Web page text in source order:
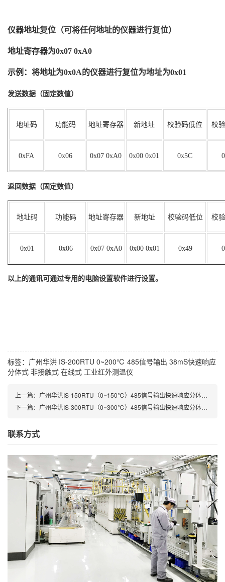
仪器地址复位（可将任何地址的仪器进行复位）
地址寄存器为0x07 0xA0
示例：将地址为0x0A的仪器进行复位为地址为0x01
发送数据（固定数值）
地址码 功能码 地址寄存器 新地址 校验码低位 校
0xFA 0x06 0x07 0xA0 0x00 0x01 0x5C
返回数据（固定数值）
地址码 功能码 地址寄存器 新地址 校验码低位 校
0x01 0x06 0x07 0xA0 0x00 0x01 0x49
以上的通讯可通过专用的电脑设置软件进行设置。
标签： 广州华洪 IS-200RTU 0~200℃ 485信号输出 38mS快速响应
分体式 非接触式 在线式 工业红外测温仪
上一篇：广州华洪IS-150RTU（0~150℃）485信号输出快速响应分体式非接触式在线式工业红外测温仪
下一篇：广州华洪IS-300RTU（0~300℃）485信号输出快速响应分体式非接触式在线式工业红外测温仪
联系方式